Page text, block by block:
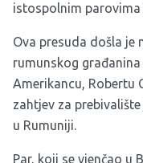
istospolnim parovima
Ova presuda došla je
rumunskog
Amerikancu, Robertu
zahtjev za
u Rumuniji.
Par, koji se vjenčao u